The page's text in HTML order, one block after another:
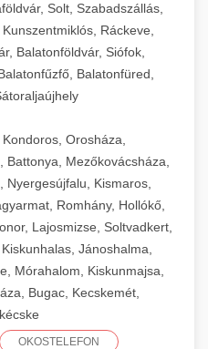
Solt, Szabadszállás,
Ráckeve,
Balatonföldvár, Siófok,
Balatonfüred,
Orosháza,
Mezőkovácsháza,
Nyergesújfalu, Kismaros,
Romhány, Hollókő,
Lajosmizse, Soltvadkert,
Jánoshalma,
Mórahalom, Kiskunmajsa,
Bugac, Kecskemét,
OKOSTELEFON